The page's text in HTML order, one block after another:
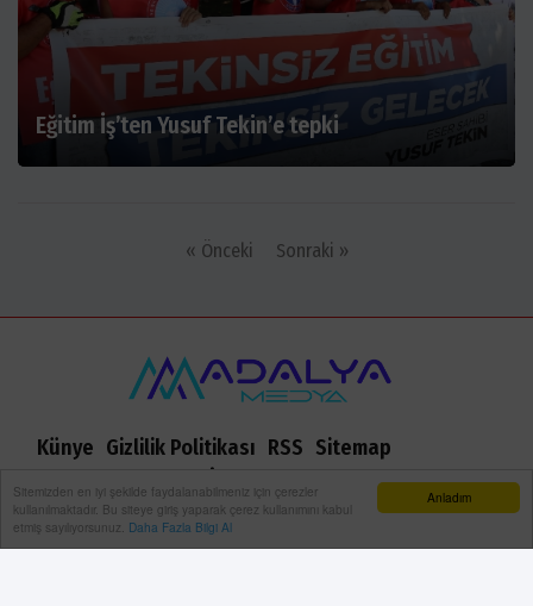
Anladım
Sitemizden en iyi şekilde faydalanabilmeniz için çerezler
kullanılmaktadır. Bu siteye giriş yaparak çerez kullanımını kabul
etmiş sayılıyorsunuz. Daha Fazla Bilgi Al
Eğitim İş’ten Yusuf Tekin’e tepki
« Önceki Sonraki »
Künye Gizlilik Politikası RSS Sitemap